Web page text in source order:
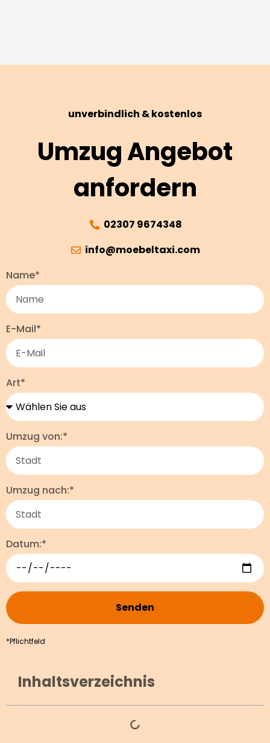
unverbindlich & kostenlos
Umzug Angebot
anfordern
02307 9674348
info@moebeltaxi.com
Name*
E-Mail*
Art*
Umzug von:*
Umzug nach:*
Datum:*
Senden
*Pflichtfeld
Inhaltsverzeichnis